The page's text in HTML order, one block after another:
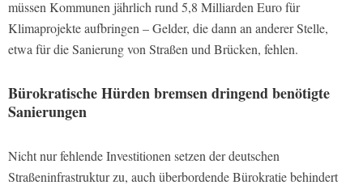
müssen Kommunen jährlich rund 5,8 Milliarden Euro für
Klimaprojekte aufbringen – Gelder, die dann an anderer Stelle,
etwa für die Sanierung von Straßen und Brücken, fehlen.
Bürokratische Hürden bremsen dringend benötigte
Sanierungen
Nicht nur fehlende Investitionen setzen der deutschen
Straßeninfrastruktur zu, auch überbordende Bürokratie behindert